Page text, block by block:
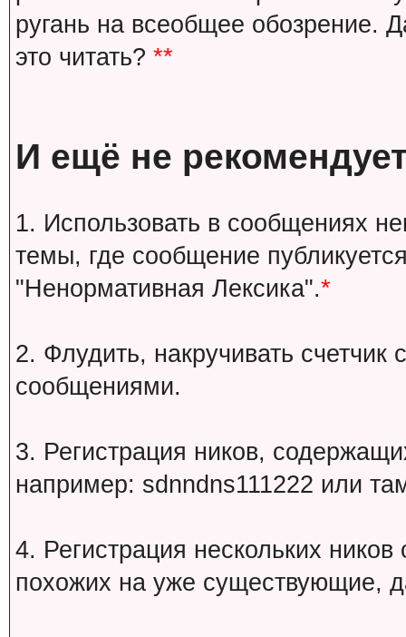
ругань на всеобщее обозрение.
это читать? **
И ещё не
1. Использовать в сообщениях
темы, где сообщение
"Ненормативная Лексика".*
2. Флудить, накручивать
сообщениями.
3. Регистрация ников,
например: sdnndns111222 или
4. Регистрация нескольких
похожих на уже существующие,